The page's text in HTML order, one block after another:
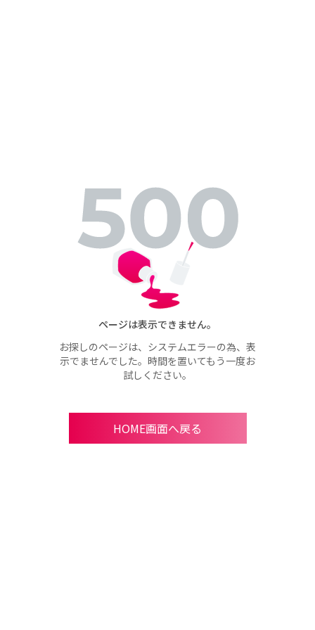
ページは表示できません。
お探しのページは、システムエラーの為、表
示でませんでした。時間を置いてもう一度お
試しください。
HOME画面へ戻る